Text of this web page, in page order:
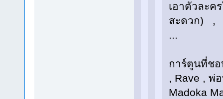
เอาตัวละค
สะดวก) ,
...
การ์ตูนที่ชอ
, Rave , พ่
Madoka